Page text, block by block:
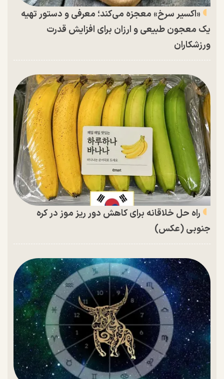
«اکسیر سرخ» معجزه می‌کند؛ معرفی و دستور تهیه
یک معجون طبیعی و ارزان برای افزایش قدرت
ورزشکاران
راه حل خلاقانه برای کاهش دور ریز موز در کره
جنوبی (عکس)